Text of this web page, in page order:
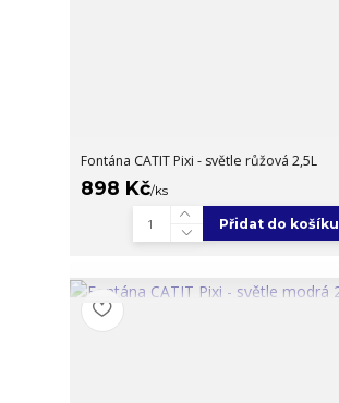
Fontána CATIT Pixi - světle růžová 2,5L
898 Kč/ks
Přidat do košíku